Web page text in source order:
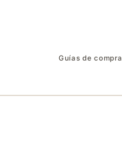
Guías de compra